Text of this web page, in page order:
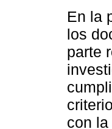
En la
los
parte
con